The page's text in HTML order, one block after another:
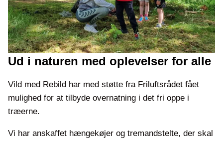
Ud i naturen med oplevelser for alle
Vild med Rebild har med støtte fra Friluftsrådet fået
mulighed for at tilbyde overnatning i det fri oppe i
træerne.
Vi har anskaffet hængekøjer og tremandstelte, der skal